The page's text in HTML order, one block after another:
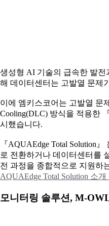
생성형 AI 기술의 급속한 발전
해 데이터센터는 고발열 문제
이에 엠키스코어는 고발열 문
Cooling(DLC) 방식을 적용한
시했습니다.
『AQUAEdge Total Solution
로 전환하거나 데이터센터를
전 과정을 종합적으로 지원하
AQUAEdge Total Solution 소개
모니터링 솔루션, M-